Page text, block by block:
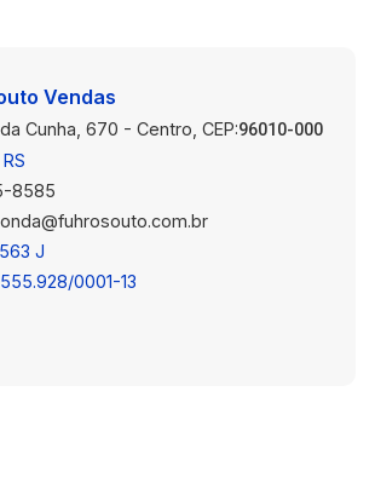
tudo o que você precisa no
excelente oportunidade para quem
e boa localização!
Vendas
Cunha, 670 - Centro, CEP:96010-000
8585
J
0001-13